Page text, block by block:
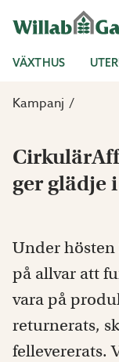
VÄXTHUS
Kampanj
ger glädje
Under hösten
på allvar att
vara på
returnerats,
fellevererats.